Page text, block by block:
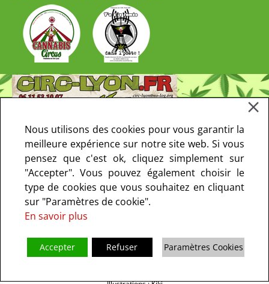
Nous utilisons des cookies pour vous garantir la
meilleure expérience sur notre site web. Si vous
pensez que c'est ok, cliquez simplement sur
"Accepter". Vous pouvez également choisir le
type de cookies que vous souhaitez en cliquant
sur "Paramètres de cookie".
En savoir plus
Accepter Refuser Paramètres Cookies